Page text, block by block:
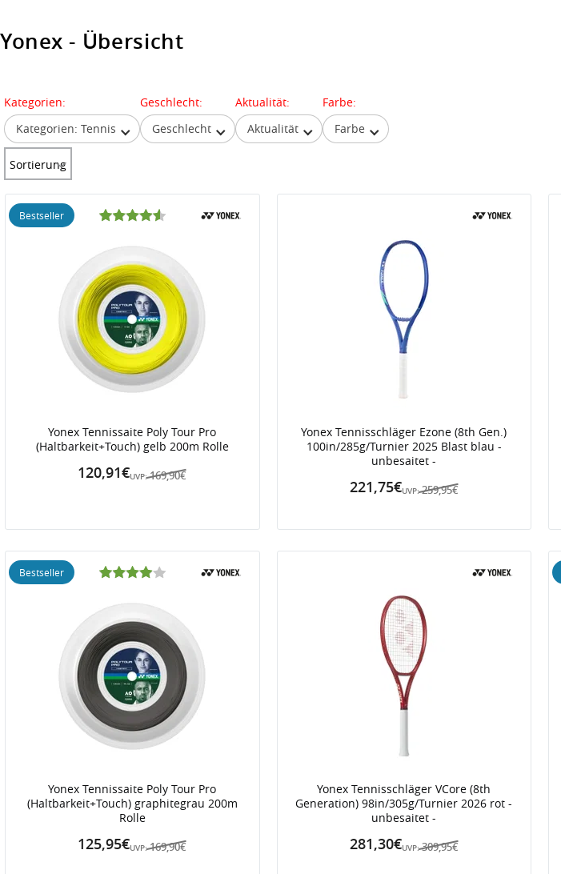
Yonex - Übersicht
Kategorien:
Kategorien: Tennis
Geschlecht:
Geschlecht
Aktualität:
Aktualität
Farbe:
Farbe
Sortierung
Yonex Tennissaite Poly Tour Pro
(Haltbarkeit+Touch) gelb 200m Rolle
UVP: 169,90€
120,91€
Bestseller
Yonex Tennisschläger Ezone (8th Gen.)
100in/285g/Turnier 2025 Blast blau -
unbesaitet -
UVP: 259,95€
221,75€
Yonex Tennissaite Poly Tour Pro
(Haltbarkeit+Touch) graphitegrau 200m
Rolle
UVP: 169,90€
125,95€
Bestseller
Yonex Tennisschläger VCore (8th
Generation) 98in/305g/Turnier 2026 rot -
unbesaitet -
UVP: 309,95€
281,30€